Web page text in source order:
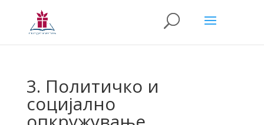
3. Политичко и
социјално